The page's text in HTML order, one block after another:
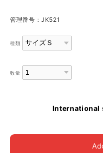
管理番号：JK521
種類
数量
International